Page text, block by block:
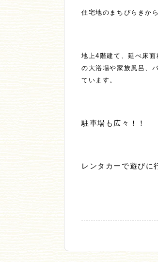
住宅地のまちびらきか
地上4階建て、延べ床
の大浴場や家族風呂、
ています。
駐車場も広々！！
レンタカーで遊びに